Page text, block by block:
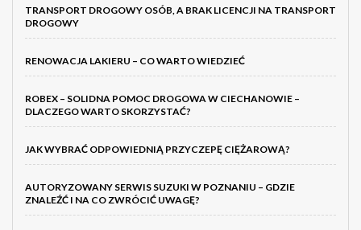
TRANSPORT DROGOWY OSÓB, A BRAK LICENCJI NA TRANSPORT
DROGOWY
RENOWACJA LAKIERU – CO WARTO WIEDZIEĆ
ROBEX – SOLIDNA POMOC DROGOWA W CIECHANOWIE –
DLACZEGO WARTO SKORZYSTAĆ?
JAK WYBRAĆ ODPOWIEDNIĄ PRZYCZEPĘ CIĘŻAROWĄ?
AUTORYZOWANY SERWIS SUZUKI W POZNANIU – GDZIE
ZNALEŹĆ I NA CO ZWRÓCIĆ UWAGĘ?